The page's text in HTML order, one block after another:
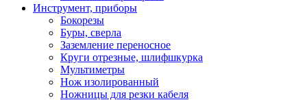
Инструмент, приборы
Бокорезы
Буры, сверла
Заземление переносное
Круги отрезные, шлифшкурка
Мультиметры
Нож изолированный
Ножницы для резки кабеля